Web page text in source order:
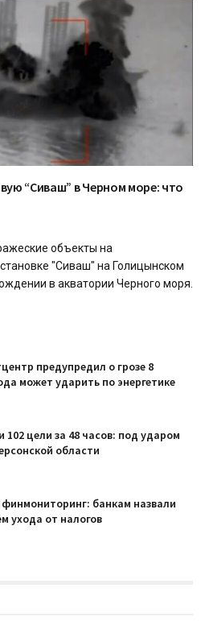
“Сиваш” в Черном море: что
объекты на
"Сиваш" на Голицынском
в акватории Черного моря.
предупредил о грозе 8
может ударить по энергетике
102 цели за 48 часов: под ударом
области
банкам назвали
ухода от налогов